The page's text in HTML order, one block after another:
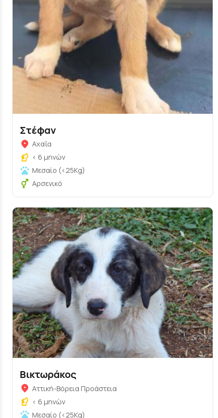
Στέφαν
Αχαΐα
< 6 μηνών
Μεσαίο (<25Kg)
Αρσενικό
Βικτωράκος
Αττική-Βόρεια Προάστεια
< 6 μηνών
Μεσαίο (<25Kg)